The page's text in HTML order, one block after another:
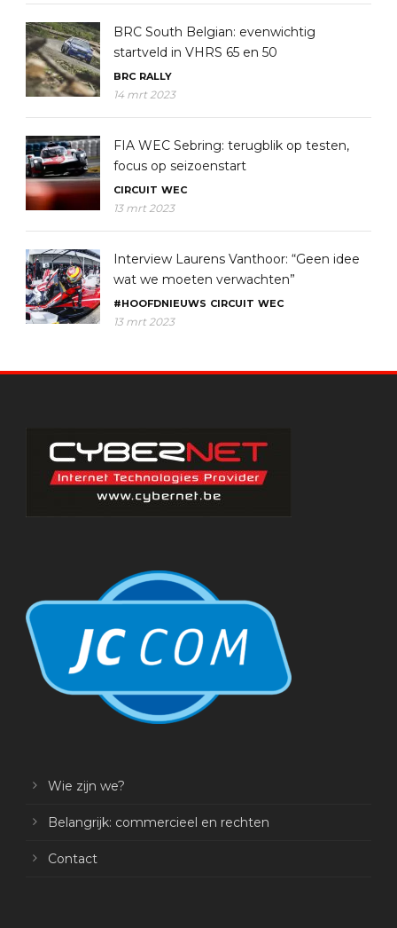
BRC South Belgian: evenwichtig
startveld in VHRS 65 en 50
BRC RALLY
14 mrt 2023
FIA WEC Sebring: terugblik op testen,
focus op seizoenstart
CIRCUIT WEC
13 mrt 2023
Interview Laurens Vanthoor: “Geen idee
wat we moeten verwachten”
#HOOFDNIEUWS CIRCUIT WEC
13 mrt 2023
Wie zijn we?
Belangrijk: commercieel en rechten
Contact